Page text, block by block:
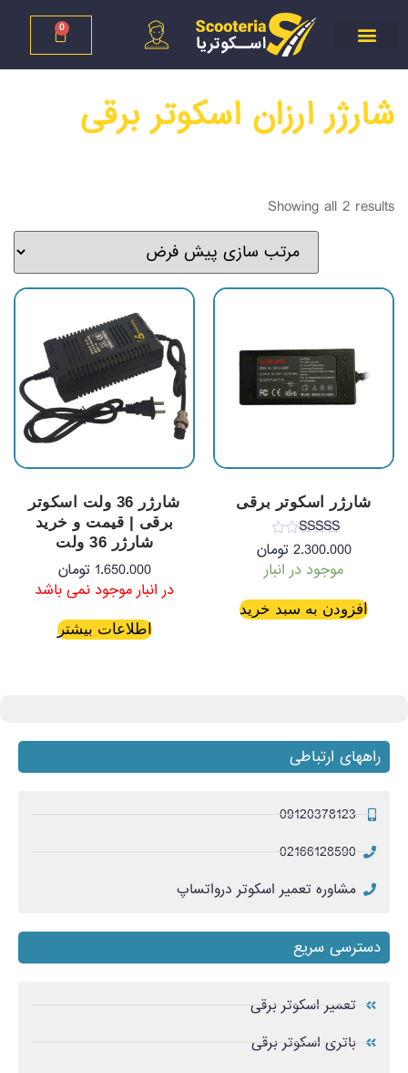
0
شارژر ارزان اسکوتر برقی
Showing all 2 results
شارژر اسکوتر برقی
نمره
5.00
از 5
2.300.000 تومان
موجود در انبار
افزودن به سبد خرید
شارژر 36 ولت اسکوتر
برقی | قیمت و خرید
شارژر 36 ولت
1.650.000 تومان
در انبار موجود نمی باشد
اطلاعات بیشتر
راههای ارتباطی
09120378123
02166128590
مشاوره تعمیر اسکوتر درواتساپ
دسترسی سریع
تعمیر اسکوتر برقی
باتری اسکوتر برقی